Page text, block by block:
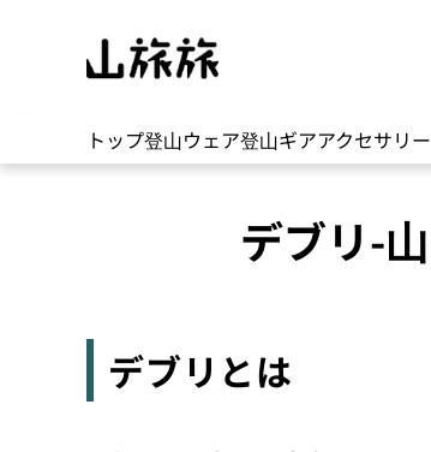
トップ登山ウェア登山ギアアクセサリー
デブリ-
デブリとは